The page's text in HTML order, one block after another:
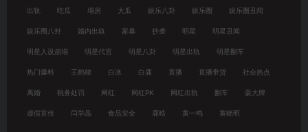
出轨 吃瓜 塌房 大瓜 娱乐八卦 娱乐圈 娱乐圈丑闻
娱乐圈八卦 婚内出轨 家暴 抄袭 明星 明星丑闻
明星人设崩塌 明星代言 明星八卦 明星出轨 明星翻车
热门爆料 王鹤棣 白冰 白鹿 直播 直播带货 社会热点
离婚 税务处罚 网红 网红PK 网红出轨 翻车 耍大牌
虚假宣传 闫学晶 食品安全 鹿晗 黄一鸣 黄晓明